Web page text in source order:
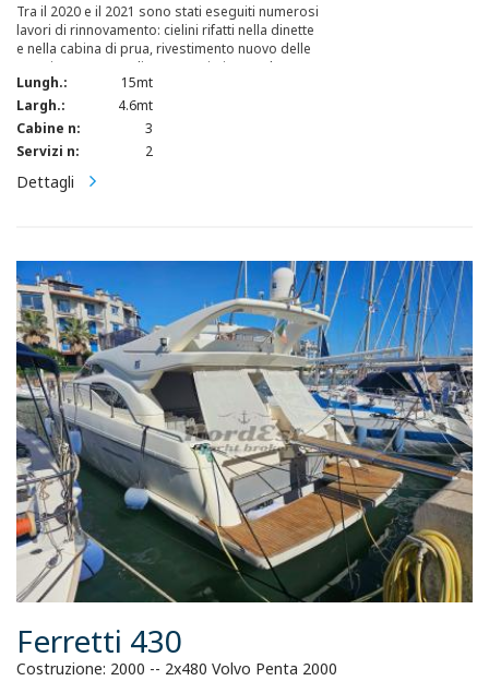
Tra il 2020 e il 2021 sono stati eseguiti numerosi
lavori di rinnovamento: cielini rifatti nella dinette
e nella cabina di prua, rivestimento nuovo delle
paratie, moquette dinette sostituita, tende nuove
e illuminazione completamente a LED. Inclusi
anche bimini, telo invernale “norvegese” e
coperture traforate per le finestrature esterne.
Attualmente necessita di alcuni lavori
quantificabili. Rimaniamo a disposizione per
fissare un appuntamento a bordo. Imbarcazione
fuori acqua.
Lungh.:
15mt
Largh.:
4.6mt
Cabine n:
3
Servizi n:
2
Dettagli
Ferretti 430
Costruzione: 2000 -- 2x480 Volvo Penta 2000